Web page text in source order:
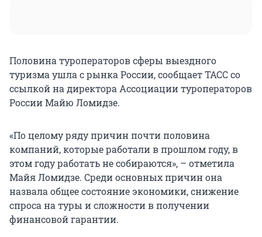
Половина туроператоров сферы выездного
туризма ушла с рынка России, сообщает ТАСС со
ссылкой на директора Ассоциации туроператоров
России Майю Ломидзе.
«По целому ряду причин почти половина
компаний, которые работали в прошлом году, в
этом году работать не собираются», – отметила
Майя Ломидзе. Среди основных причин она
назвала общее состояние экономики, снижение
спроса на туры и сложности в получении
финансовой гарантии.